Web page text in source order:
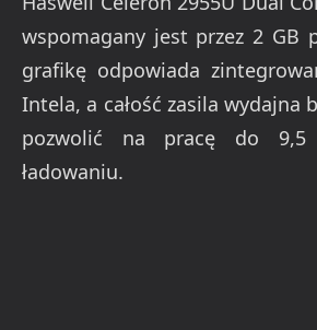
wspomagany jest przez 2 GB
grafikę odpowiada
Intela, a całość zasila wydajna
pozwolić na pracę do
ładowaniu.